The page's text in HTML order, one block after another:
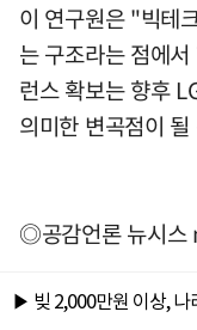
이 연구원은 "빅테
는 구조라는 점에
런스 확보는 향후
의미한 변곡점이
◎공감언론 뉴시스